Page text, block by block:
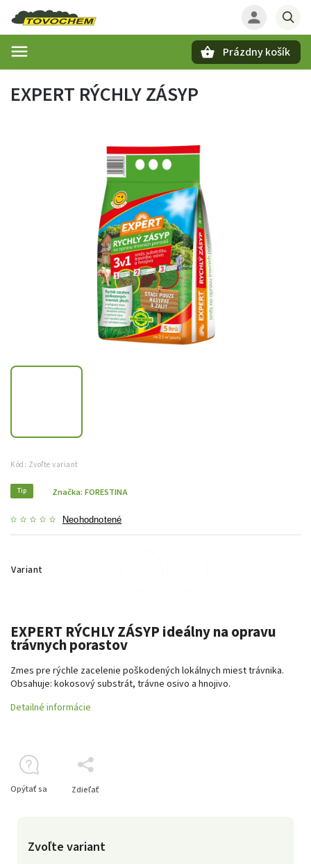
Prázdny košík
EXPERT RÝCHLY ZÁSYP
Kód: Zvoľte variant
Tip
Neohodnotené
Značka: FORESTINA
Variant
Zvoľte variant
EXPERT RÝCHLY ZÁSYPideálny na opravu
trávnych porastov
Zmes pre rýchle zacelenie poškodených lokálnych miest trávnika.
Obsahuje: kokosový substrát, trávne osivo a hnojivo.
Detailné informácie
Opýtať sa Zdieľať